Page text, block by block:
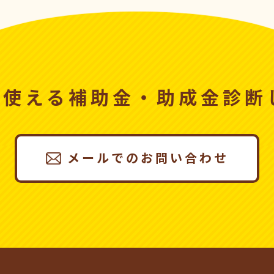
える 補助金・助成金診断
メールでのお問い合わせ